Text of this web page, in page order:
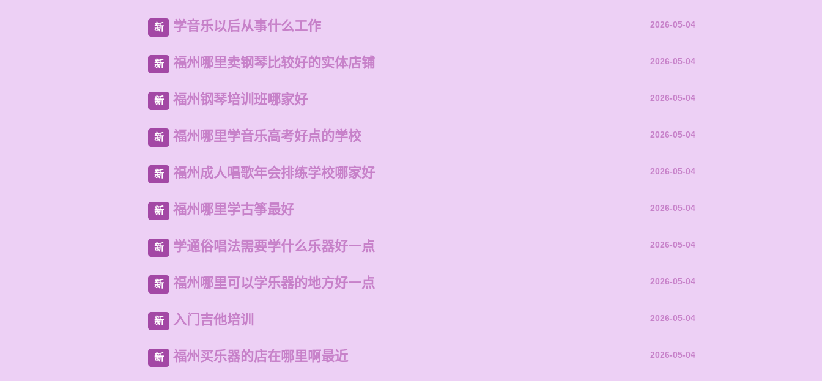
新 学音乐以后从事什么工作 2026-05-04
新 福州哪里卖钢琴比较好的实体店铺 2026-05-04
新 福州钢琴培训班哪家好 2026-05-04
新 福州哪里学音乐高考好点的学校 2026-05-04
新 福州成人唱歌年会排练学校哪家好 2026-05-04
新 福州哪里学古筝最好 2026-05-04
新 学通俗唱法需要学什么乐器好一点 2026-05-04
新 福州哪里可以学乐器的地方好一点 2026-05-04
新 入门吉他培训 2026-05-04
新 福州买乐器的店在哪里啊最近 2026-05-04